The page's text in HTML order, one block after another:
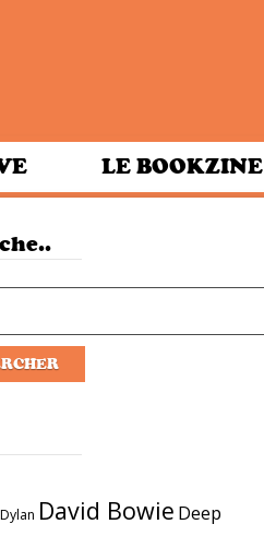
LE BOOKZINE
David Bowie Deep